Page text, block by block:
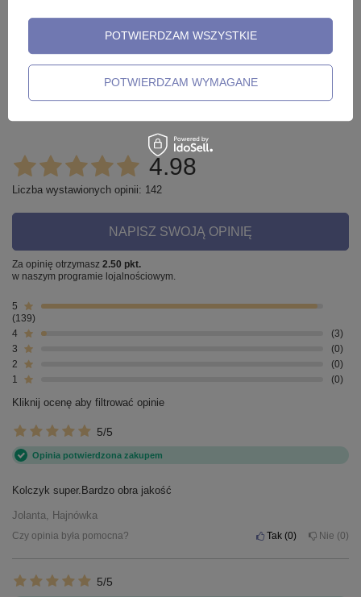
niezwłocznie, najciekawsze
ZADAJ PYTANIE
Opinie o Labret - klasyczny - L-001
4.98
Liczba wystawionych opinii: 142
NAPISZ SWOJĄ OPINIĘ
Za opinię otrzymasz 2.50 pkt.
w naszym programie lojalnościowym.
5
139
4
3
3
0
2
0
1
0
Kliknij ocenę aby filtrować opinie
5/5
Opinia potwierdzona zakupem
Kolczyk super.Bardzo obra jakość
Jolanta, Hajnówka
Czy opinia była pomocna? Tak 0 Nie 0
5/5
POTWIERDZAM WYMAGANE
POTWIERDZAM WSZYSTKIE